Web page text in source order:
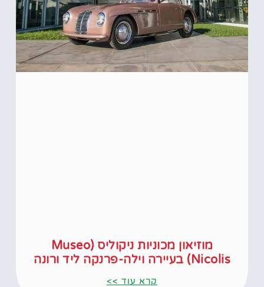
מוזיאון מכוניות ניקוליס (Museo
Nicolis) בעיירה וילה-פרנקה ליד ורונה
קרא עוד >>